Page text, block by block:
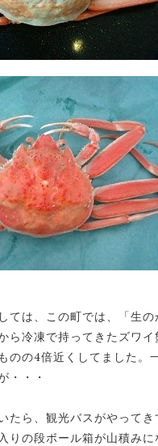
ては、この町では、「生
ら冷凍で持ってきたズワ
のの4倍近くしてました
・・・
たら、観光バスがやって
りの段ボール箱が山積み